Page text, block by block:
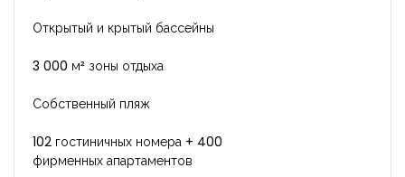
Открытый и крытый бассейны
3 000 м² зоны отдыха
Собственный пляж
102 гостиничных номера + 400
фирменных апартаментов